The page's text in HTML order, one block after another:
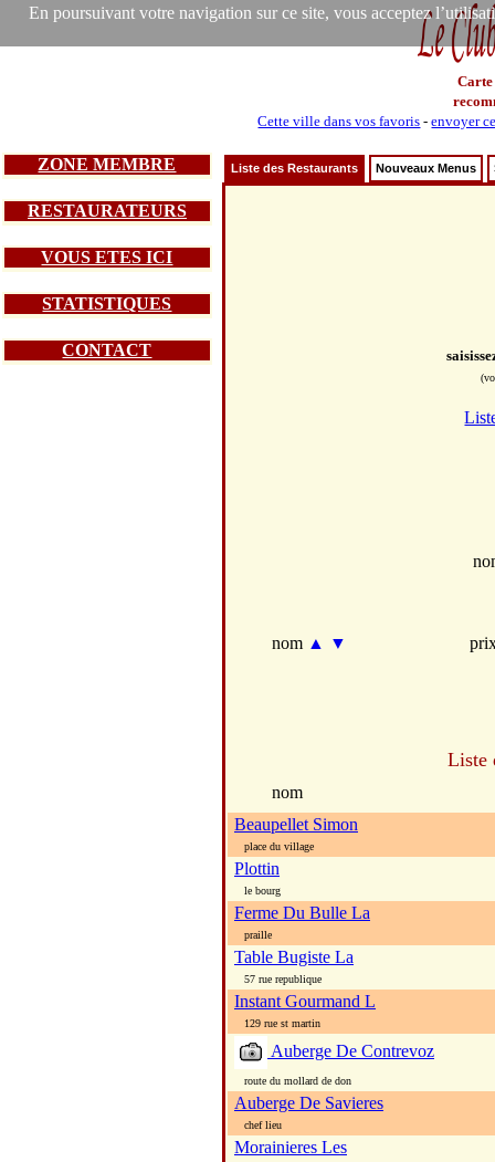
En poursuivant votre navigation sur ce site, vous acceptez
Carte
Cette ville dans vos favoris -envoyer
ZONE MEMBRE
RESTAURATEURS
VOUS ETES ICI
STATISTIQUES
CONTACT
Liste des Restaurants Nouveaux Menus
nom ▲ ▼
Liste
nom
Beaupellet Simon
place du village
Plottin
le bourg
Ferme Du Bulle La
praille
Table Bugiste La
57 rue republique
Instant Gourmand L
129 rue st martin
Auberge De Contrevoz
route du mollard de don
Auberge De Savieres
chef lieu
Morainieres Les